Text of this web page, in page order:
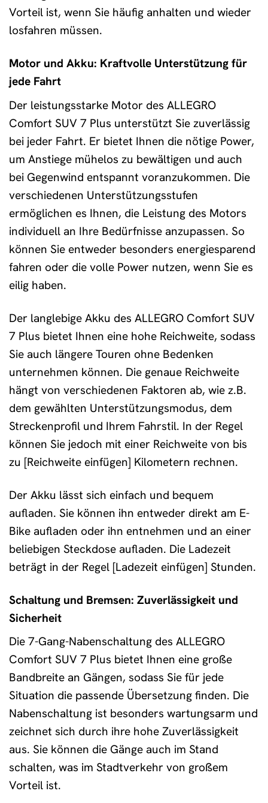
Vorteil ist, wenn Sie häufig anhalten und wieder
losfahren müssen.
Motor und Akku: Kraftvolle Unterstützung für
jede Fahrt
Der leistungsstarke Motor des ALLEGRO
Comfort SUV 7 Plus unterstützt Sie zuverlässig
bei jeder Fahrt. Er bietet Ihnen die nötige Power,
um Anstiege mühelos zu bewältigen und auch
bei Gegenwind entspannt voranzukommen. Die
verschiedenen Unterstützungsstufen
ermöglichen es Ihnen, die Leistung des Motors
individuell an Ihre Bedürfnisse anzupassen. So
können Sie entweder besonders energiesparend
fahren oder die volle Power nutzen, wenn Sie es
eilig haben.
Der langlebige Akku des ALLEGRO Comfort SUV
7 Plus bietet Ihnen eine hohe Reichweite, sodass
Sie auch längere Touren ohne Bedenken
unternehmen können. Die genaue Reichweite
hängt von verschiedenen Faktoren ab, wie z.B.
dem gewählten Unterstützungsmodus, dem
Streckenprofil und Ihrem Fahrstil. In der Regel
können Sie jedoch mit einer Reichweite von bis
zu [Reichweite einfügen] Kilometern rechnen.
Der Akku lässt sich einfach und bequem
aufladen. Sie können ihn entweder direkt am E-
Bike aufladen oder ihn entnehmen und an einer
beliebigen Steckdose aufladen. Die Ladezeit
beträgt in der Regel [Ladezeit einfügen] Stunden.
Schaltung und Bremsen: Zuverlässigkeit und
Sicherheit
Die 7-Gang-Nabenschaltung des ALLEGRO
Comfort SUV 7 Plus bietet Ihnen eine große
Bandbreite an Gängen, sodass Sie für jede
Situation die passende Übersetzung finden. Die
Nabenschaltung ist besonders wartungsarm und
zeichnet sich durch ihre hohe Zuverlässigkeit
aus. Sie können die Gänge auch im Stand
schalten, was im Stadtverkehr von großem
Vorteil ist.